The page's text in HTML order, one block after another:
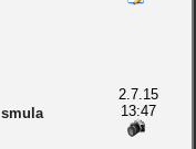
smula
2.7.15
13:47